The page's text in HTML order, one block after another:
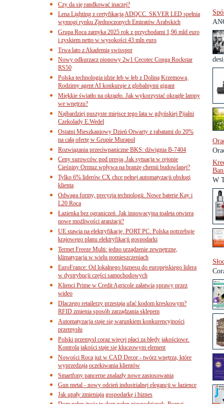
W
Czy da się randkować inaczej?
Lena Lighting z certyfikacją ADQCC. SKVER LED spełnia
wymogi rynku Zjednoczonych Emiratów Arabskich
Grupa Roca zamyka 2025 rok z przychodami 1,96 mld euro
i zyskiem netto w wysokości 43 mln euro
Trwa lato z Akademią swisspor
Nowy odkurzacz pionowy 2w1 Cecotec Conga Rockstar
RS50
Polska technologia idzie łeb w łeb z Doliną Krzemową.
Rodzimy agent AI konkuruje z globalnymi gigant
Miękkie światło na okrągło. Jak wykorzystać okrągłe lampy
we wnętrzu?
Najbardziej puszyste miejsce tego lata w gdyńskiej Pijalni
Czekolady E.Wedel
Ostatni Mieszkaniowy Dzień Otwarty z rabatami do 20%
na całą ofertę w Grupie Murapol
Rozwiązania przeciwpaniczne BKS: dźwignia B-7404
Ceny surowców pod presją. Jak sytuacja w rejonie
Cieśniny Ormuz wpływa na branżę chemii budowlanej?
Tylko 6% liderów CX chce pełnej automatyzacji obsługi
klienta
Odwaga formy, precyzja technologii. Nowe baterie Kay i
L20 Roca
Łazienka bez ograniczeń. Jak innowacyjna toaleta otwiera
nowe możliwości aranżacji?
UE stawia na elektryfikację. PORT PC: Polska potrzebuje
krajowego planu elektryfikacji gospodarki
Termet Freeze Multi: jedno urządzenie zewnętrzne,
klimatyzacja w wielu pomieszczeniach
EuroFrance: Od lokalnego biznesu do europejskiego lidera
w dystrybucji części samochodowych
Klienci Prime w Credit Agricole załatwią sprawy przez
wideo
Dlaczego retailerzy przestają ufać kodom kreskowym?
RFID zmienia sposób zarządzania sklepem
Automatyzacja staje się warunkiem konkurencyjności
przemysłu
Polski przemysł coraz więcej płaci za błędy jakościowe.
Kontrola jakości staje się kluczowym element
Nowości Roca już w CAD Decor - twórz wnętrza, które
wyprzedzają oczekiwania klientów
Smartfony pancerne znalazły nowe zastosowania
Gun metal - nowy odcień industrialnej elegancji w łazience
Jak upały zmieniają gospodarkę i biznes